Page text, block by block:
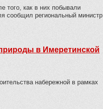
того, как в них побывали
сообщил региональный министр
в Имеретинской
набережной в рамках